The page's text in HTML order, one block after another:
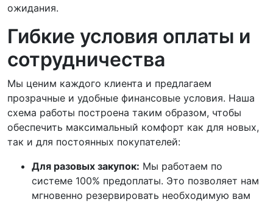
ожидания.
Гибкие условия оплаты и
сотрудничества
Мы ценим каждого клиента и предлагаем
прозрачные и удобные финансовые условия. Наша
схема работы построена таким образом, чтобы
обеспечить максимальный комфорт как для новых,
так и для постоянных покупателей:
Для разовых закупок: Мы работаем по
системе 100% предоплаты. Это позволяет нам
мгновенно резервировать необходимую вам